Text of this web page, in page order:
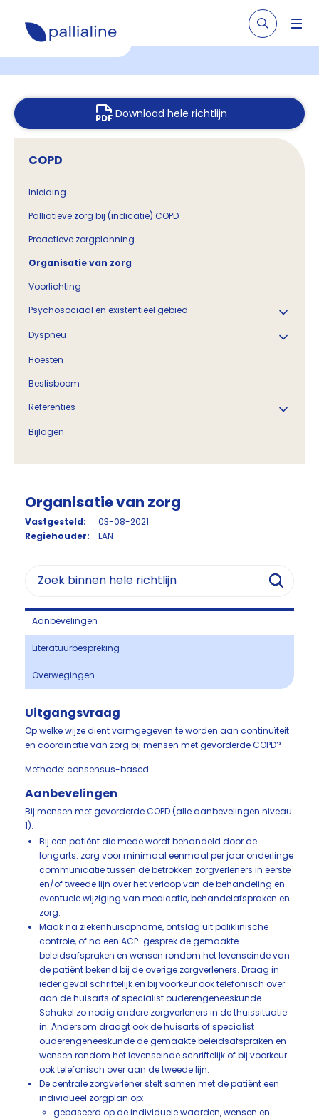
Download hele richtlijn
COPD
Inleiding
Palliatieve zorg bij (indicatie) COPD
Proactieve zorgplanning
Organisatie van zorg
Voorlichting
Psychosociaal en existentieel gebied
Dyspneu
Hoesten
Beslisboom
Referenties
Bijlagen
Organisatie van zorg
Vastgesteld:
03-08-2021
Regiehouder:
LAN
Aanbevelingen
Literatuurbespreking
Overwegingen
Uitgangsvraag
Op welke wijze dient vormgegeven te worden aan continuïteit
en coördinatie van zorg bij mensen met gevorderde COPD?
Methode: consensus-based
Aanbevelingen
Bij mensen met gevorderde COPD (alle aanbevelingen niveau
1):
Bij een patiënt die mede wordt behandeld door de
longarts: zorg voor minimaal eenmaal per jaar onderlinge
communicatie tussen de betrokken zorgverleners in eerste
en/of tweede lijn over het verloop van de behandeling en
eventuele wijziging van medicatie, behandelafspraken en
zorg.
Maak na ziekenhuisopname, ontslag uit poliklinische
controle, of na een ACP-gesprek de gemaakte
beleidsafspraken en wensen rondom het levenseinde van
de patiënt bekend bij de overige zorgverleners. Draag in
ieder geval schriftelijk en bij voorkeur ook telefonisch over
aan de huisarts of specialist ouderengeneeskunde.
Schakel zo nodig andere zorgverleners in de thuissituatie
in. Andersom draagt ook de huisarts of specialist
ouderengeneeskunde de gemaakte beleidsafspraken en
wensen rondom het levenseinde schriftelijk of bij voorkeur
ook telefonisch over aan de tweede lijn.
De centrale zorgverlener stelt samen met de patiënt een
individueel zorgplan op:
gebaseerd op de individuele waarden, wensen en